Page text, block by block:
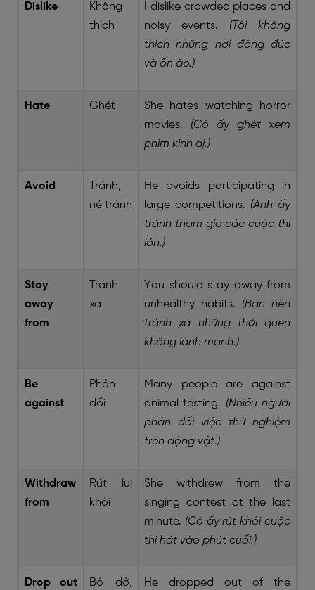
Dislike
Không
thích
I dislike crowded places and
noisy events. (Tôi không
thích những nơi đông đúc
và ồn ào.)
Hate Ghét
She hates watching horror
movies. (Cô ấy ghét xem
phim kinh dị.)
Avoid
Tránh,
né tránh
He avoids participating in
large competitions. (Anh ấy
tránh tham gia các cuộc thi
lớn.)
Stay
away
from
Tránh
xa
You should stay away from
unhealthy habits. (Bạn nên
tránh xa những thói quen
không lành mạnh.)
Be
against
Phản
đối
Many people are against
animal testing. (Nhiều người
phản đối việc thử nghiệm
trên động vật.)
Withdraw
from
Rút lui
khỏi
She withdrew from the
singing contest at the last
minute. (Cô ấy rút khỏi cuộc
thi hát vào phút cuối.)
Drop out
Bỏ dở,
He dropped out of the